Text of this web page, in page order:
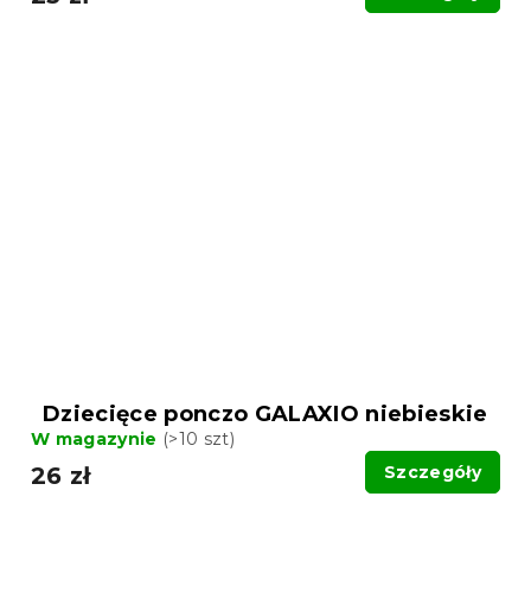
Dziecięce ponczo GALAXIO niebieskie
W magazynie (>10 szt)
26 zł Szczegóły